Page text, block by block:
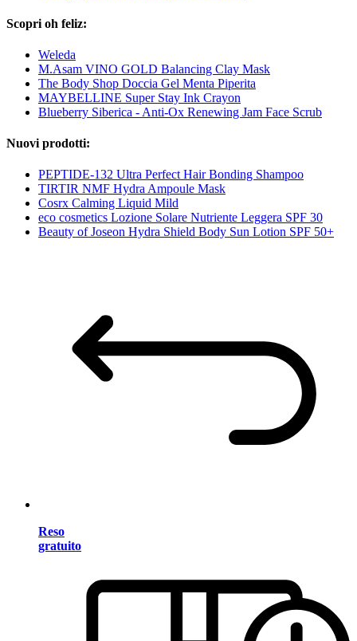
Scopri oh feliz:
Weleda
M.Asam VINO GOLD Balancing Clay Mask
The Body Shop Doccia Gel Menta Piperita
MAYBELLINE Super Stay Ink Crayon
Blueberry Siberica - Anti-Ox Renewing Jam Face Scrub
Nuovi prodotti:
PEPTIDE-132 Ultra Perfect Hair Bonding Shampoo
TIRTIR NMF Hydra Ampoule Mask
Cosrx Calming Liquid Mild
eco cosmetics Lozione Solare Nutriente Leggera SPF 30
Beauty of Joseon Hydra Shield Body Sun Lotion SPF 50+
Reso
gratuito